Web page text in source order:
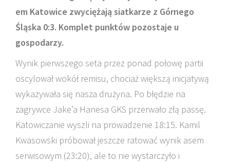
em Katowice zwyciężają siatkarze z Górnego
Śląska 0:3. Komplet punktów pozostaje u
gospodarzy.
Wynik pierwszego seta przez ponad połowę partii
oscylował wokół remisu, chociaż większą inicjatywą
wykazywała się nasza drużyna. Po błędzie na
zagrywce Jake’a Hanesa GKS przerwało złą passę.
Katowiczanie wyszli na prowadzenie 18:15. Kamil
Kwasowski próbował jeszcze ratować wynik asem
serwisowym (23:20), ale to nie wystarczyło i